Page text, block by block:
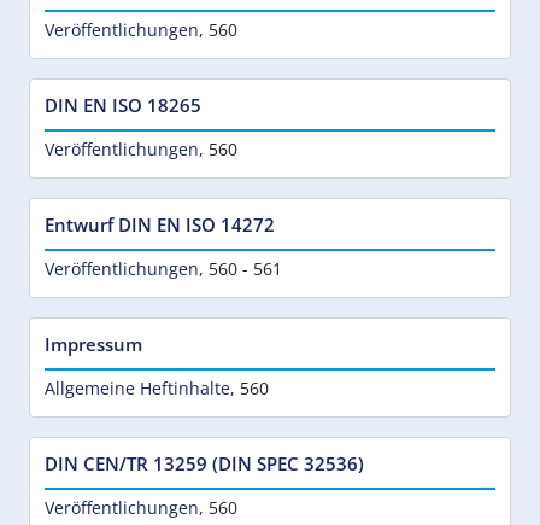
Veröffentlichungen, 560
DIN EN ISO 18265
Veröffentlichungen, 560
Entwurf DIN EN ISO 14272
Veröffentlichungen, 560 - 561
Impressum
Allgemeine Heftinhalte, 560
DIN CEN/TR 13259 (DIN SPEC 32536)
Veröffentlichungen, 560